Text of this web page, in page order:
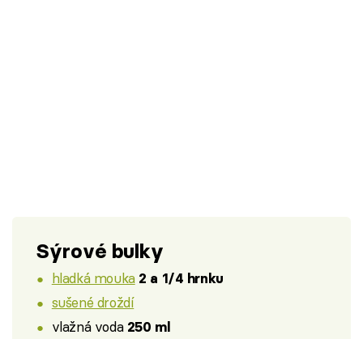
Sýrové bulky
hladká mouka 2 a 1/4 hrnku
sušené droždí
vlažná voda 250 ml